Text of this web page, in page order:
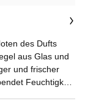
des Dufts
aus Glas und
und frischer
Feuchtigkeit